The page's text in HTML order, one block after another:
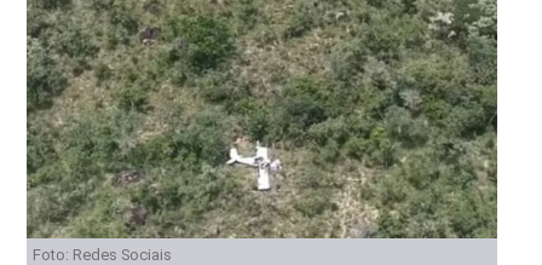
Foto: Redes Sociais